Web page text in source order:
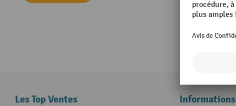
Les Top Ventes Informations